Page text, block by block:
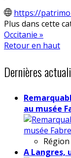
https://
Plus dans cette
Occitanie »
Retour en haut
Dernières
au musée
Région
A Langres,